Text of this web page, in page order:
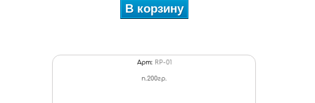
В корзину
Арт: RP-01
п.200гр.